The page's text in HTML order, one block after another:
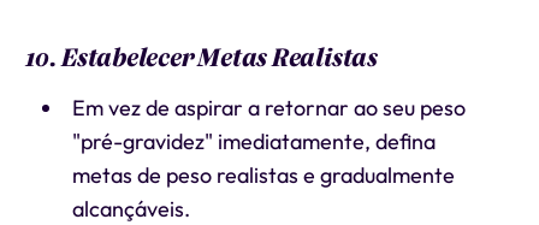
10. Estabelecer Metas Realistas
Em vez de aspirar a retornar ao seu peso
"pré-gravidez" imediatamente, defina
metas de peso realistas e gradualmente
alcançáveis.